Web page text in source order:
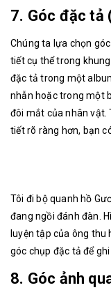
7. Góc đặc tả
Chúng ta lựa chọn
tiết cụ thể trong
đặc tả trong một
nhẫn hoặc trong một
đôi mắt của nhân vật.
tiết rõ ràng hơn, bạn
Tôi đi bộ quanh hồ
đang ngồi đánh đàn.
luyện tập của ông
góc chụp đặc tả để
8. Góc ảnh